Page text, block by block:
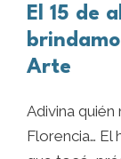
El 15 de
Arte
Adivina quién
Florencia… El